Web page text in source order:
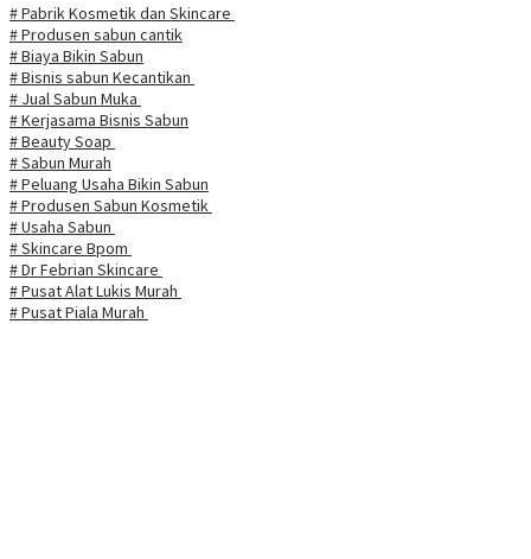
# Pabrik Kosmetik dan Skincare
# Produsen sabun cantik
# Biaya Bikin Sabun
# Bisnis sabun Kecantikan
# Jual Sabun Muka
# Kerjasama Bisnis Sabun
# Beauty Soap
# Sabun Murah
# Peluang Usaha Bikin Sabun
# Produsen Sabun Kosmetik
# Usaha Sabun
# Skincare Bpom
# Dr Febrian Skincare
# Pusat Alat Lukis Murah
# Pusat Piala Murah